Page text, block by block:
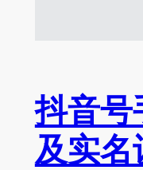
抖音号
及实